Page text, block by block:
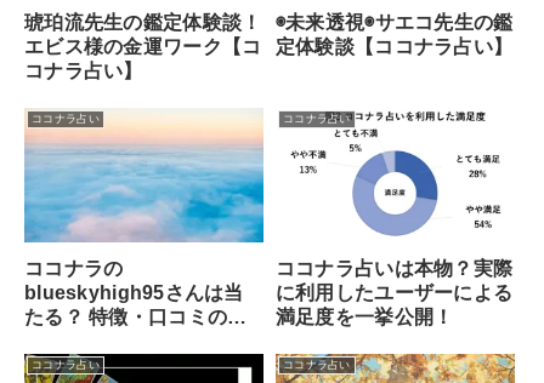
琥珀流先生の鑑定体験談！
エビス様の金運ワーク【コ
コナラ占い】
◉未来透視◉サエコ先生の鑑
定体験談【ココナラ占い】
ココナラ占い
ココナラの
blueskyhigh95さんは当
たる？ 特徴・口コミのま
ココナラ占い
ココナラ占いは本物？実際
に利用したユーザーによる
満足度を一挙公開！
ココナラ占い ココナラ占い